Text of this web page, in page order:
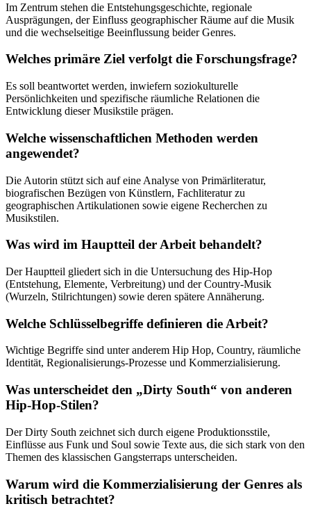
Im Zentrum stehen die Entstehungsgeschichte, regionale
Ausprägungen, der Einfluss geographischer Räume auf die Musik
und die wechselseitige Beeinflussung beider Genres.
Welches primäre Ziel verfolgt die Forschungsfrage?
Es soll beantwortet werden, inwiefern soziokulturelle
Persönlichkeiten und spezifische räumliche Relationen die
Entwicklung dieser Musikstile prägen.
Welche wissenschaftlichen Methoden werden
angewendet?
Die Autorin stützt sich auf eine Analyse von Primärliteratur,
biografischen Bezügen von Künstlern, Fachliteratur zu
geographischen Artikulationen sowie eigene Recherchen zu
Musikstilen.
Was wird im Hauptteil der Arbeit behandelt?
Der Hauptteil gliedert sich in die Untersuchung des Hip-Hop
(Entstehung, Elemente, Verbreitung) und der Country-Musik
(Wurzeln, Stilrichtungen) sowie deren spätere Annäherung.
Welche Schlüsselbegriffe definieren die Arbeit?
Wichtige Begriffe sind unter anderem Hip Hop, Country, räumliche
Identität, Regionalisierungs-Prozesse und Kommerzialisierung.
Was unterscheidet den „Dirty South“ von anderen
Hip-Hop-Stilen?
Der Dirty South zeichnet sich durch eigene Produktionsstile,
Einflüsse aus Funk und Soul sowie Texte aus, die sich stark von den
Themen des klassischen Gangsterraps unterscheiden.
Warum wird die Kommerzialisierung der Genres als
kritisch betrachtet?